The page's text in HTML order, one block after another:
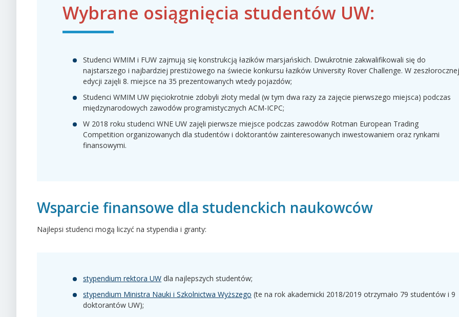
Wybrane osiągnięcia studentów UW:
Studenci WMIM i FUW zajmują się konstrukcją łazików marsjańskich. Dwukrotnie zakwalifikowali się do
najstarszego i najbardziej prestiżowego na świecie konkursu łazików University Rover Challenge. W zeszłorocznej
edycji zajęli 8. miejsce na 35 prezentowanych wtedy pojazdów;
Studenci WMIM UW pięciokrotnie zdobyli złoty medal (w tym dwa razy za zajęcie pierwszego miejsca) podczas
międzynarodowych zawodów programistycznych ACM-ICPC;
W 2018 roku studenci WNE UW zajęli pierwsze miejsce podczas zawodów Rotman European Trading
Competition organizowanych dla studentów i doktorantów zainteresowanych inwestowaniem oraz rynkami
finansowymi.
Wsparcie finansowe dla studenckich naukowców
Najlepsi studenci mogą liczyć na stypendia i granty:
stypendium rektora UW dla najlepszych studentów;
stypendium Ministra Nauki i Szkolnictwa Wyższego (te na rok akademicki 2018/2019 otrzymało 79 studentów i 9
doktorantów UW);